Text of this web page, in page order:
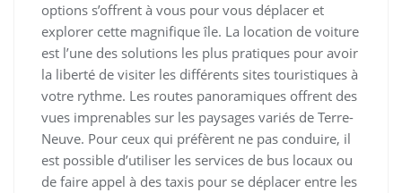
options s’offrent à vous pour vous déplacer et
explorer cette magnifique île. La location de voiture
est l’une des solutions les plus pratiques pour avoir
la liberté de visiter les différents sites touristiques à
votre rythme. Les routes panoramiques offrent des
vues imprenables sur les paysages variés de Terre-
Neuve. Pour ceux qui préfèrent ne pas conduire, il
est possible d’utiliser les services de bus locaux ou
de faire appel à des taxis pour se déplacer entre les